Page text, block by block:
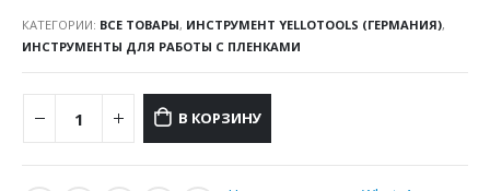
КАТЕГОРИИ: ВСЕ ТОВАРЫ, ИНСТРУМЕНТ YELLOTOOLS (ГЕРМАНИЯ),
ИНСТРУМЕНТЫ ДЛЯ РАБОТЫ С ПЛЕНКАМИ
В КОРЗИНУ